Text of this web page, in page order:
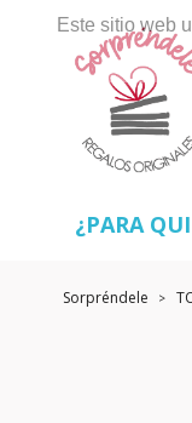
Este sitio web
¿PARA
Sorpréndele